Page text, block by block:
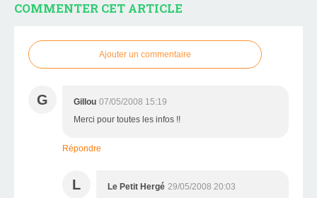
COMMENTER CET ARTICLE
Ajouter un commentaire
G Gillou 07/05/2008 15:19
Merci pour toutes les infos !!
Répondre
L Le Petit Hergé 29/05/2008 20:03